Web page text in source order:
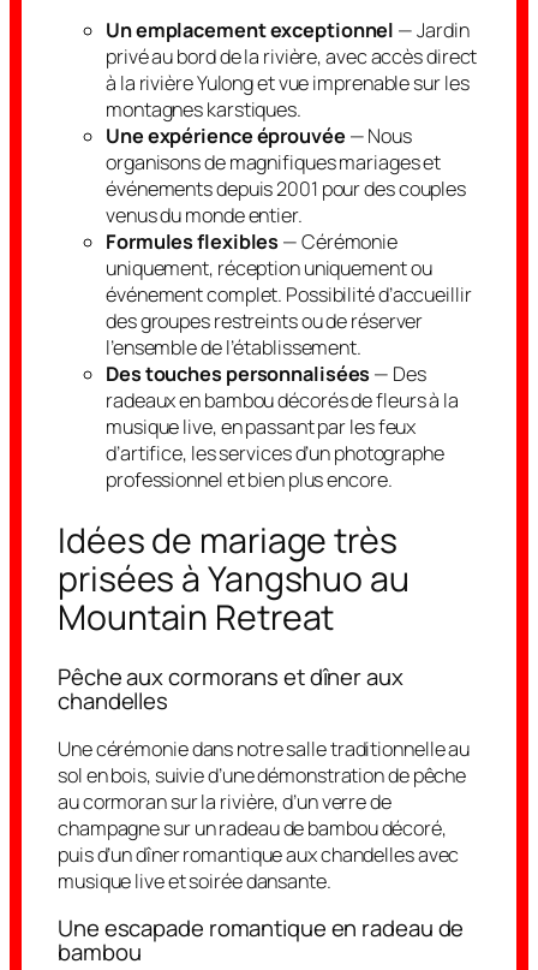
Un emplacement exceptionnel — Jardin
privé au bord de la rivière, avec accès direct
à la rivière Yulong et vue imprenable sur les
montagnes karstiques.
Une expérience éprouvée — Nous
organisons de magnifiques mariages et
événements depuis 2001 pour des couples
venus du monde entier.
Formules flexibles — Cérémonie
uniquement, réception uniquement ou
événement complet. Possibilité d’accueillir
des groupes restreints ou de réserver
l’ensemble de l’établissement.
Des touches personnalisées — Des
radeaux en bambou décorés de fleurs à la
musique live, en passant par les feux
d’artifice, les services d’un photographe
professionnel et bien plus encore.
Idées de mariage très
prisées à Yangshuo au
Mountain Retreat
Pêche aux cormorans et dîner aux
chandelles
Une cérémonie dans notre salle traditionnelle au
sol en bois, suivie d’une démonstration de pêche
au cormoran sur la rivière, d’un verre de
champagne sur un radeau de bambou décoré,
puis d’un dîner romantique aux chandelles avec
musique live et soirée dansante.
Une escapade romantique en radeau de
bambou